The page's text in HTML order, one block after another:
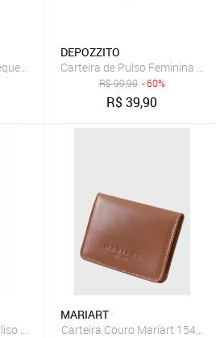
De Couro 32F7GF6D0L230
DEPOZZITO
Carteira de Pulso Feminina
R$99,90 - 60%
R$39,90
Ianna 8x10cm - Caramelo
MARIART
Carteira Couro Mariart